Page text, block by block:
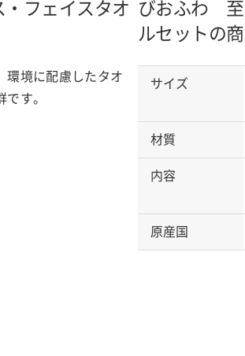
フェイスタオ
環境に配慮したタオ
す。
びおふわ 至
ルセットの
サイズ
材質
内容
原産国